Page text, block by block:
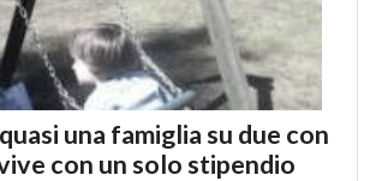
una famiglia su due con
con un solo stipendio